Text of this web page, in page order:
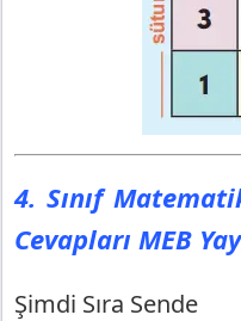
4. Sınıf
Cevapları MEB
Şimdi Sıra Sende